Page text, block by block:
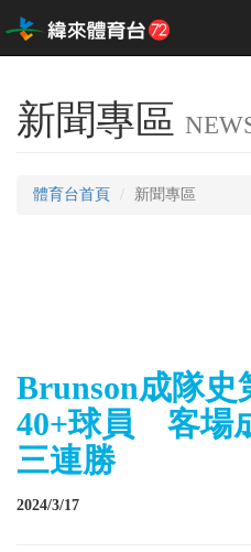
新聞專區
體育台首頁 新聞專區
Brunson成隊史
40+球員 客場
三連勝
2024/3/17